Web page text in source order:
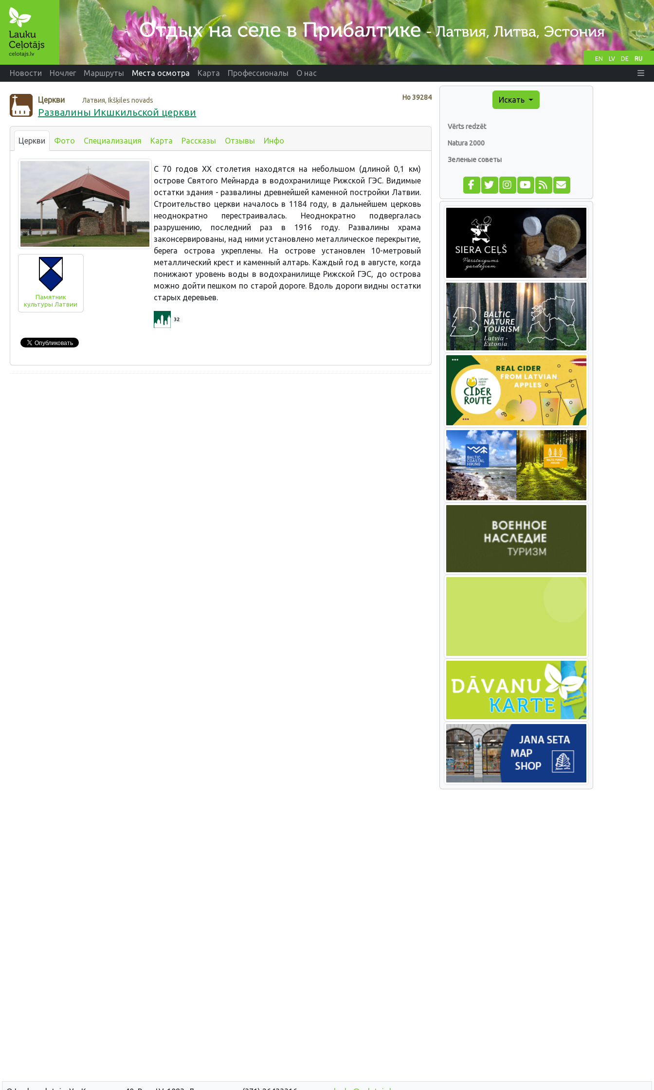
EN LV DE RU
Новости Ночлег Маршруты Места осмотра Карта Профессионалы О нас
Нo39284
Церкви Латвия, Ikšķiles novads
Развалины Икшкильской церкви
Церкви Фото Специализация Карта Рассказы Отзывы Инфо
Памятник
культуры Латвии
С 70 годов ХХ столетия находятся на небольшом (длиной 0,1 км)
острове Святого Мейнарда в водохранилище Рижской ГЭС. Видимые
остатки здания - развалины древнейшей каменной постройки Латвии.
Строительство церкви началось в 1184 году, в дальнейшем церковь
неоднократно перестраивалась. Неоднократно подвергалась
разрушению, последний раз в 1916 году. Развалины храма
законсервированы, над ними установлено металлическое перекрытие,
берега острова укреплены. На острове установлен 10-метровый
металлический крест и каменный алтарь. Каждый год в августе, когда
понижают уровень воды в водохранилище Рижской ГЭС, до острова
можно дойти пешком по старой дороге. Вдоль дороги видны остатки
старых деревьев.
32
Искать
Vērts redzēt
Natura 2000
Зеленые советы